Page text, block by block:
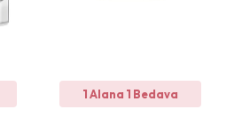
1 Alana 1 Bedava